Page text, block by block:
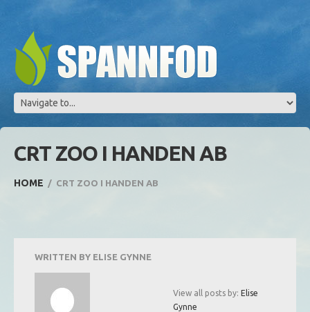
CRT ZOO I HANDEN AB
HOME CRT ZOO I HANDEN AB
WRITTEN BY ELISE GYNNE
View all posts by: Elise
Gynne